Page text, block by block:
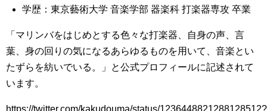
学歴：東京藝術大学 音楽学部 器楽科 打楽器専攻 卒業
「マリンバをはじめとする色々な打楽器、自身の声、言
葉、身の回りの気になるあらゆるものを用いて、音楽とい
たずらを紡いでいる。」と公式プロフィールに記述されて
います。